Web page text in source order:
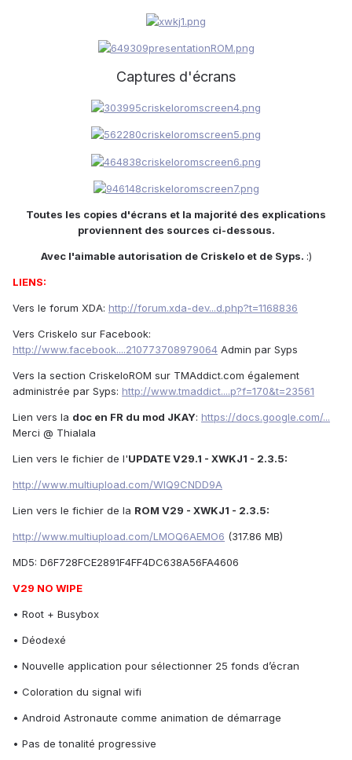
Captures d'écrans
Toutes les copies d'écrans et la majorité des explications
proviennent des sources ci-dessous.
Avec l'aimable autorisation de Criskelo et de Syps. :)
LIENS:
Vers le forum XDA: http://forum.xda-dev...d.php?t=1168836
Vers Criskelo sur Facebook:
http://www.facebook....210773708979064 Admin par Syps
Vers la section CriskeloROM sur TMAddict.com également
administrée par Syps: http://www.tmaddict....p?f=170&t=23561
Lien vers la doc en FR du mod JKAY: https://docs.google.com/...
Merci @ Thialala
Lien vers le fichier de l'UPDATE V29.1 - XWKJ1 - 2.3.5:
http://www.multiupload.com/WIQ9CNDD9A
Lien vers le fichier de la ROM V29 - XWKJ1 - 2.3.5:
http://www.multiupload.com/LMOQ6AEMO6 (317.86 MB)
MD5: D6F728FCE2891F4FF4DC638A56FA4606
V29 NO WIPE
• Root + Busybox
• Déodexé
• Nouvelle application pour sélectionner 25 fonds d’écran
• Coloration du signal wifi
• Android Astronaute comme animation de démarrage
• Pas de tonalité progressive